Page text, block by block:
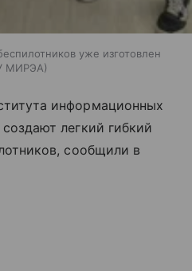
уже изготовлен
МИРЭА
информационных
легкий гибкий
сообщили в